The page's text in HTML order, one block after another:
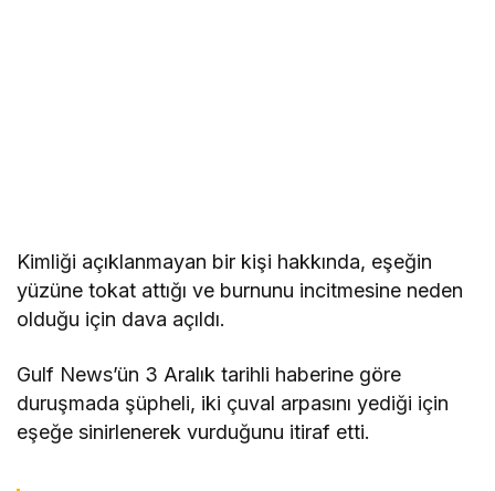
Kimliği açıklanmayan bir kişi hakkında, eşeğin
yüzüne tokat attığı ve burnunu incitmesine neden
olduğu için dava açıldı.
Gulf News’ün 3 Aralık tarihli haberine göre
duruşmada şüpheli, iki çuval arpasını yediği için
eşeğe sinirlenerek vurduğunu itiraf etti.